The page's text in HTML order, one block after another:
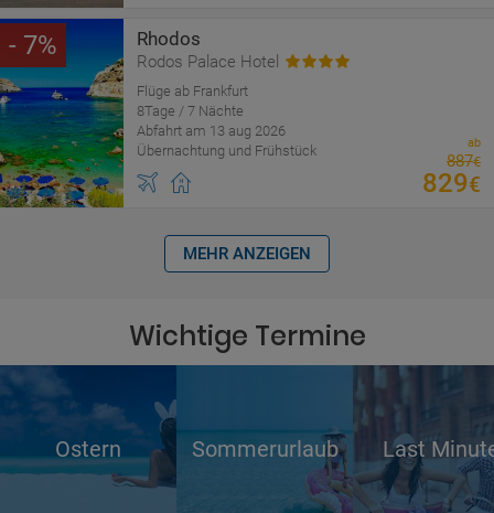
7 Rhodos
Rodos Palace Hotel
Flüge ab Frankfurt
8Tage / 7 Nächte
Abfahrt am 13 aug 2026
Übernachtung und Frühstück
ab
887€
829€
MEHR ANZEIGEN
Wichtige Termine
Ostern Sommerurlaub Last